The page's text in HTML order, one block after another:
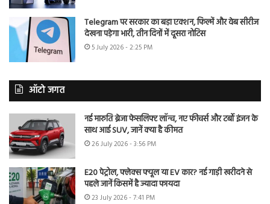
Telegram पर सरकार का बड़ा एक्शन, फिल्में और वेब सीरीज
देखना पड़ेगा भारी, तीन दिनों में दूसरा नोटिस
5 July 2026 - 2:25 PM
ऑटो जगत
नई मारुति ब्रेजा फेसलिफ्ट लॉन्च, नए फीचर्स और टर्बो इंजन के
साथ आई SUV, जानें क्या है कीमत
26 July 2026 - 3:56 PM
E20 पेट्रोल, फ्लेक्स फ्यूल या EV कार? नई गाड़ी खरीदने से
पहले जानें किसमें है ज्यादा फायदा
23 July 2026 - 7:41 PM